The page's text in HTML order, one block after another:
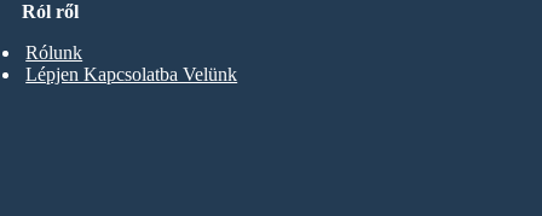
Ról ről
Rólunk
Lépjen Kapcsolatba Velünk